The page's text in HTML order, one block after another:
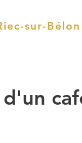
sur-Bélon